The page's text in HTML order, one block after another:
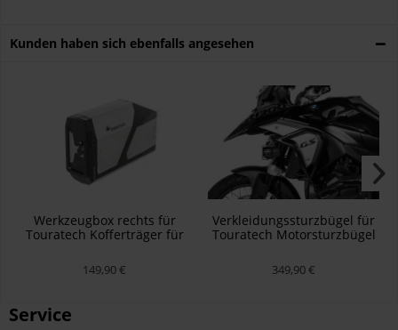
Kunden haben sich ebenfalls angesehen
Werkzeugbox rechts für
Touratech Kofferträger für
149,90 €
Verkleidungssturzbügel für
Touratech Motorsturzbügel
349,90 €
Service